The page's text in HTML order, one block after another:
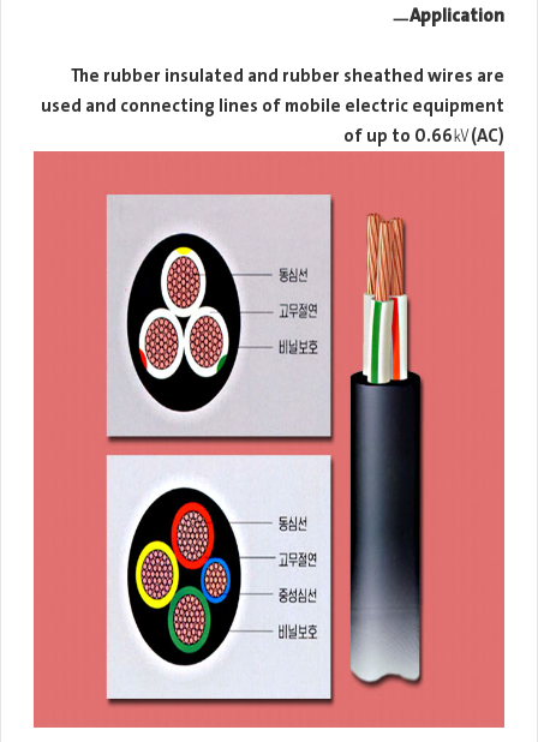
ㅡApplication
The rubber insulated and rubber sheathed wires are
used and connecting lines of mobile electric equipment
of up to 0.66㎸(AC)